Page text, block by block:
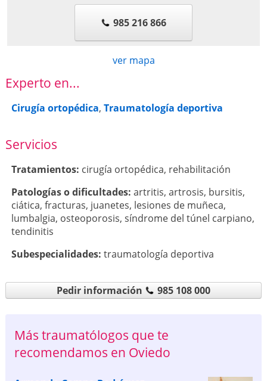
985 216 866
ver mapa
Experto en...
Cirugía ortopédica, Traumatología deportiva
Servicios
Tratamientos: cirugía ortopédica, rehabilitación
Patologí­as o dificultades: artritis, artrosis, bursitis,
ciática, fracturas, juanetes, lesiones de muñeca,
lumbalgia, osteoporosis, síndrome del túnel carpiano,
tendinitis
Subespecialidades: traumatología deportiva
Pedir información 985 108 000
Más traumatólogos que te
recomendamos en Oviedo